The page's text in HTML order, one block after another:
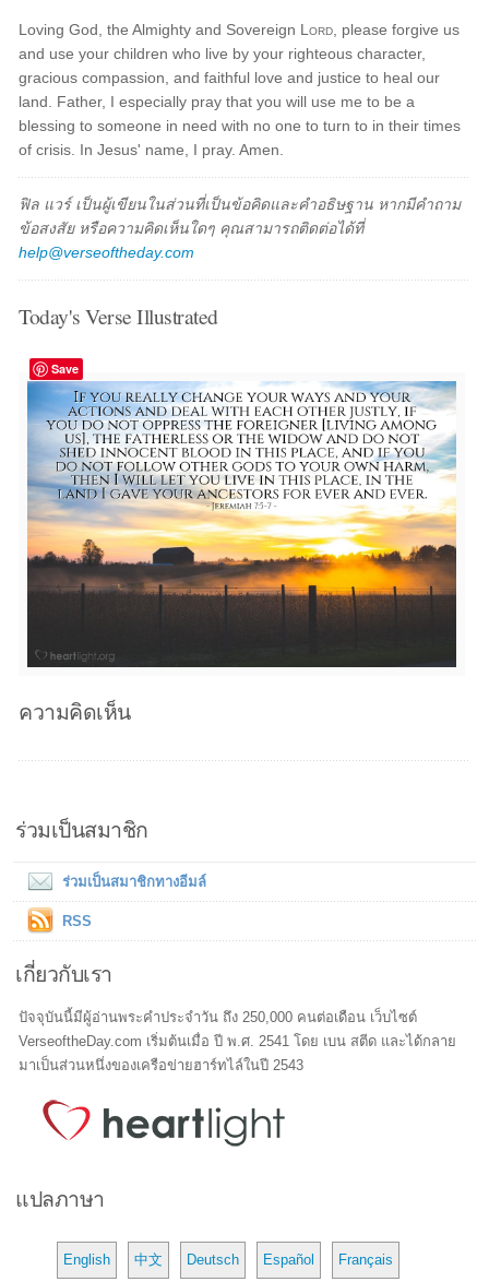
Loving God, the Almighty and Sovereign Lord , please forgive us
and use your children who live by your righteous character,
gracious compassion, and faithful love and justice to heal our
land. Father, I especially pray that you will use me to be a
blessing to someone in need with no one to turn to in their times
of crisis. In Jesus' name, I pray. Amen.
ฟิล แวร์ เป็นผู้เขียนในส่วนที่เป็นข้อคิดและคำอธิษฐาน หากมีคำถาม
ข้อสงสัย หรือความคิดเห็นใดๆ คุณสามารถติดต่อได้ที่
help@verseoftheday.com
Today's Verse Illustrated
Save
ความคิดเห็น
ร่วมเป็นสมาชิก
ร่วมเป็นสมาชิกทางอีมล์
RSS
เกี่ยวกับเรา
ปัจจุบันนี้มีผู้อ่านพระคำประจำวัน ถึง 250,000 คนต่อเดือน เว็บไซต์
VerseoftheDay.com เริ่มต้นเมื่อ ปี พ.ศ. 2541 โดย เบน สตีด และได้กลาย
มาเป็นส่วนหนึ่งของเครือข่ายฮาร์ทไล์ในปี 2543
แปลภาษา
English 中文 Deutsch Español Français